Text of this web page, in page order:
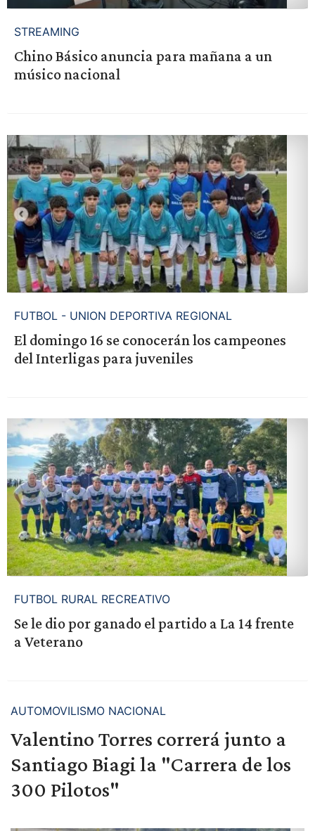
STREAMING
Chino Básico anuncia para mañana a un
músico nacional
FUTBOL - UNION DEPORTIVA REGIONAL
El domingo 16 se conocerán los campeones
del Interligas para juveniles
FUTBOL RURAL RECREATIVO
Se le dio por ganado el partido a La 14 frente
a Veterano
AUTOMOVILISMO NACIONAL
Valentino Torres correrá junto a
Santiago Biagi la "Carrera de los
300 Pilotos"